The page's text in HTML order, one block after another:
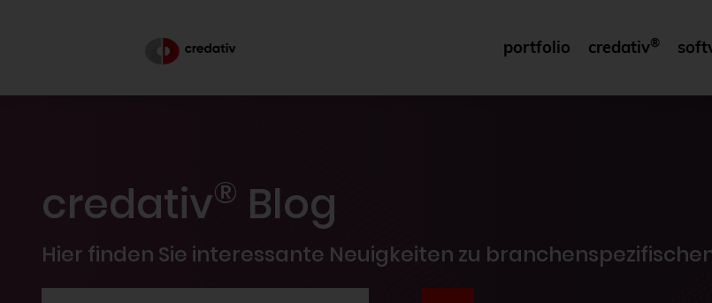
portfolio credativ®
credativ® Blog
Hier finden Sie interessante Neuigkeiten zu